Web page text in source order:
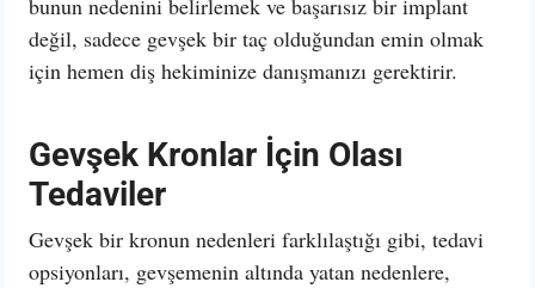
bunun nedenini belirlemek ve başarısız bir implant
değil, sadece gevşek bir taç olduğundan emin olmak
için hemen diş hekiminize danışmanızı gerektirir.
Gevşek Kronlar İçin Olası
Tedaviler
Gevşek bir kronun nedenleri farklılaştığı gibi, tedavi
opsiyonları, gevşemenin altında yatan nedenlere,